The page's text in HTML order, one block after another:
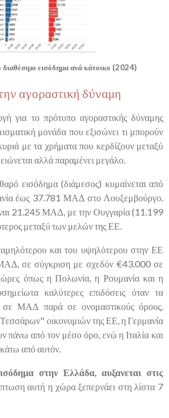
διαθέσιμο εισόδημα ανά κάτοικο (2024)
αγοραστική δύναμη
για το πρότυπο αγοραστικής δύναμης
μονάδα που εξισώνει τι μπορούν
με τα χρήματα που κερδίζουν μεταξύ
αλλά παραμένει μεγάλο.
εισόδημα (διάμεσος) κυμαίνεται από
έως 37.781 ΜΑΔ στο Λουξεμβούργο.
21.245 ΜΑΔ, με την Ουγγαρία (11.199
μεταξύ των μελών της ΕΕ.
και του υψηλότερου στην ΕΕ
σε σύγκριση με σχεδόν €43.000 σε
όπως η Πολωνία, η Ρουμανία και η
καλύτερες επιδόσεις όταν τα
σε ΜΑΔ παρά σε ονομαστικούς όρους.
οικονομιών της ΕΕ, η Γερμανία
πάνω από τον μέσο όρο, ενώ η Ιταλία και
από αυτόν.
στην Ελλάδα, αυξανεται στις
αυτή η χώρα ξεπερνάει στη λίστα 7